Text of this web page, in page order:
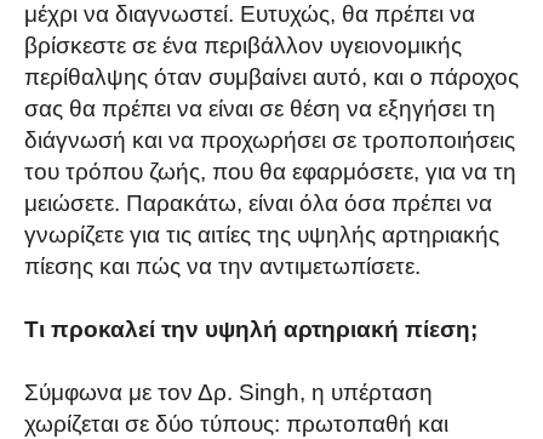
μέχρι να διαγνωστεί. Ευτυχώς, θα πρέπει να
βρίσκεστε σε ένα περιβάλλον υγειονομικής
περίθαλψης όταν συμβαίνει αυτό, και ο πάροχος
σας θα πρέπει να είναι σε θέση να εξηγήσει τη
διάγνωσή και να προχωρήσει σε τροποποιήσεις
του τρόπου ζωής, που θα εφαρμόσετε, για να τη
μειώσετε. Παρακάτω, είναι όλα όσα πρέπει να
γνωρίζετε για τις αιτίες της υψηλής αρτηριακής
πίεσης και πώς να την αντιμετωπίσετε.
Τι προκαλεί την υψηλή αρτηριακή πίεση;
Σύμφωνα με τον Δρ. Singh, η υπέρταση
χωρίζεται σε δύο τύπους: πρωτοπαθή και